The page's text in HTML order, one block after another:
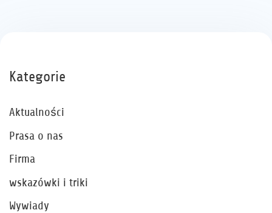
Kategorie
Aktualności
Prasa o nas
Firma
wskazówki i triki
Wywiady